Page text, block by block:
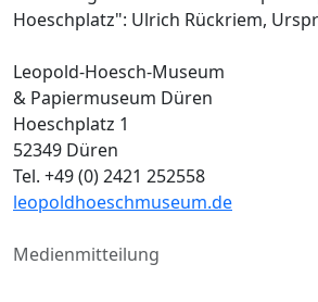
Hoeschplatz": Ulrich Rückriem,
Leopold-Hoesch-Museum
& Papiermuseum Düren
Hoeschplatz 1
52349 Düren
Tel. +49 (0) 2421 252558
leopoldhoeschmuseum.de
Medienmitteilung